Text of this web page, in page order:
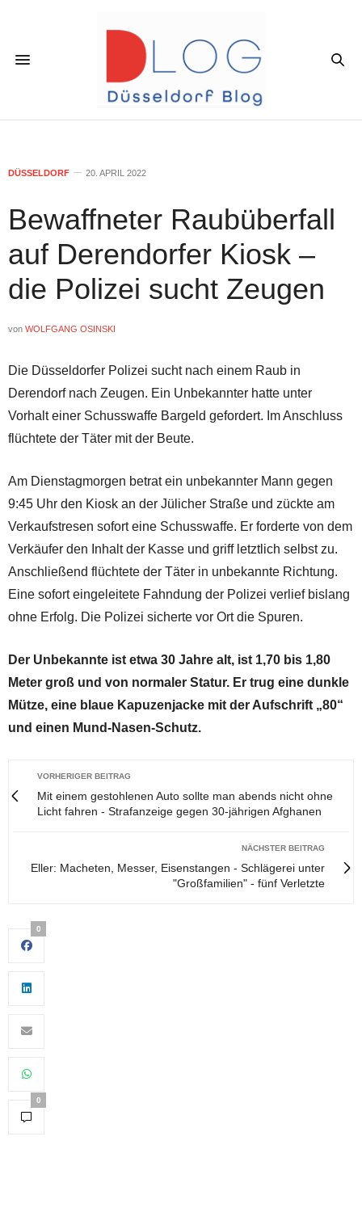
DÜSSELDORF 20. APRIL 2022
Bewaffneter Raubüberfall
auf Derendorfer Kiosk –
die Polizei sucht Zeugen
von WOLFGANG OSINSKI
Die Düsseldorfer Polizei sucht nach einem Raub in
Derendorf nach Zeugen. Ein Unbekannter hatte unter
Vorhalt einer Schusswaffe Bargeld gefordert. Im Anschluss
flüchtete der Täter mit der Beute.
Am Dienstagmorgen betrat ein unbekannter Mann gegen
9:45 Uhr den Kiosk an der Jülicher Straße und zückte am
Verkaufstresen sofort eine Schusswaffe. Er forderte von dem
Verkäufer den Inhalt der Kasse und griff letztlich selbst zu.
Anschließend flüchtete der Täter in unbekannte Richtung.
Eine sofort eingeleitete Fahndung der Polizei verlief bislang
ohne Erfolg. Die Polizei sicherte vor Ort die Spuren.
Der Unbekannte ist etwa 30 Jahre alt, ist 1,70 bis 1,80
Meter groß und von normaler Statur. Er trug eine dunkle
Mütze, eine blaue Kapuzenjacke mit der Aufschrift „80“
und einen Mund-Nasen-Schutz.
VORHERIGER BEITRAG
Mit einem gestohlenen Auto sollte man abends nicht ohne
Licht fahren - Strafanzeige gegen 30-jährigen Afghanen
NÄCHSTER BEITRAG
Eller: Macheten, Messer, Eisenstangen - Schlägerei unter
"Großfamilien" - fünf Verletzte
0
0